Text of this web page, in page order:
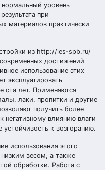
нормальный уровень
при
материалов практически
из http://les-spb.ru/
достижений
использование этих
эксплуатировать
ста лет. Применяются
лаки, пропитки и другие
получить более
негативному влиянию влаги
к возгоранию.
использования этого
весом, а также
обработки. Работа с